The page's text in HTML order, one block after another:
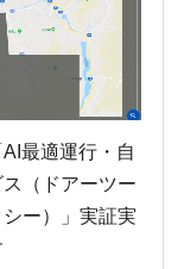
最適運行・自
（ドアーツー
シー）」実証実